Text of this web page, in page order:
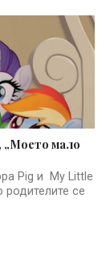
„Моето мало
Pig и My Little
родителите се